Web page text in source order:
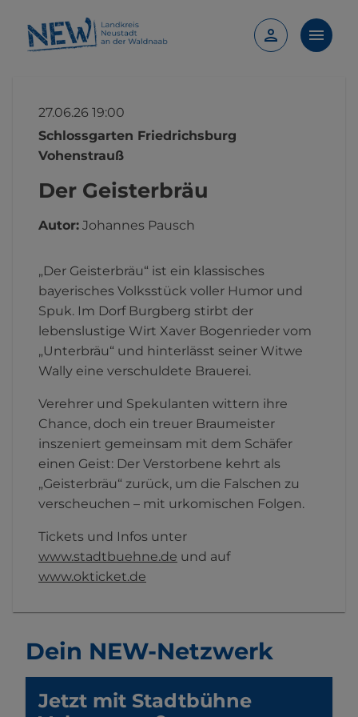
27.06.26 19:00
Schlossgarten Friedrichsburg
Vohenstrauß
Der Geisterbräu
Autor: Johannes Pausch
„Der Geisterbräu“ ist ein klassisches
bayerisches Volksstück voller Humor und
Spuk. Im Dorf Burgberg stirbt der
lebenslustige Wirt Xaver Bogenrieder vom
„Unterbräu“ und hinterlässt seiner Witwe
Wally eine verschuldete Brauerei.
Verehrer und Spekulanten wittern ihre
Chance, doch ein treuer Braumeister
inszeniert gemeinsam mit dem Schäfer
einen Geist: Der Verstorbene kehrt als
„Geisterbräu“ zurück, um die Falschen zu
verscheuchen – mit urkomischen Folgen.
Tickets und Infos unter
www.stadtbuehne.de und auf
www.okticket.de
Dein NEW-Netzwerk
Jetzt mit Stadtbühne